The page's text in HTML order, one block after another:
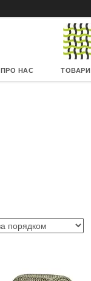
ПРО НАС ТОВАРИ